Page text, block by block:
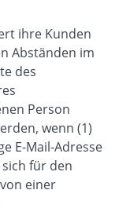
ihre Kunden
Abständen im
des
Person
wenn (1)
E-Mail-Adresse
für den
einer